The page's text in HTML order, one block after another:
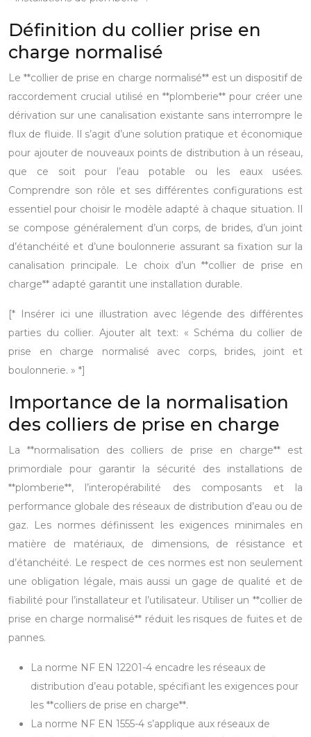
Définition du collier prise en
charge normalisé
Le **collier de prise en charge normalisé** est un dispositif de
raccordement crucial utilisé en **plomberie** pour créer une
dérivation sur une canalisation existante sans interrompre le
flux de fluide. Il s’agit d’une solution pratique et économique
pour ajouter de nouveaux points de distribution à un réseau,
que ce soit pour l’eau potable ou les eaux usées.
Comprendre son rôle et ses différentes configurations est
essentiel pour choisir le modèle adapté à chaque situation. Il
se compose généralement d’un corps, de brides, d’un joint
d’étanchéité et d’une boulonnerie assurant sa fixation sur la
canalisation principale. Le choix d’un **collier de prise en
charge** adapté garantit une installation durable.
[* Insérer ici une illustration avec légende des différentes
parties du collier. Ajouter alt text: « Schéma du collier de
prise en charge normalisé avec corps, brides, joint et
boulonnerie. » *]
Importance de la normalisation
des colliers de prise en charge
La **normalisation des colliers de prise en charge** est
primordiale pour garantir la sécurité des installations de
**plomberie**, l’interopérabilité des composants et la
performance globale des réseaux de distribution d’eau ou de
gaz. Les normes définissent les exigences minimales en
matière de matériaux, de dimensions, de résistance et
d’étanchéité. Le respect de ces normes est non seulement
une obligation légale, mais aussi un gage de qualité et de
fiabilité pour l’installateur et l’utilisateur. Utiliser un **collier de
prise en charge normalisé** réduit les risques de fuites et de
pannes.
La norme NF EN 12201-4 encadre les réseaux de
distribution d’eau potable, spécifiant les exigences pour
les **colliers de prise en charge**.
La norme NF EN 1555-4 s’applique aux réseaux de